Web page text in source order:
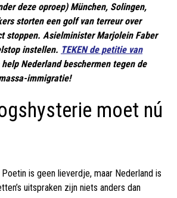
deze oproep) München, Solingen,
storten een golf van terreur over
stoppen. Asielminister Marjolein Faber
instellen. TEKEN de petitie van
Nederland beschermen tegen de
immigratie!
moet nú
is geen lieverdje, maar Nederland is
uitspraken zijn niets anders dan